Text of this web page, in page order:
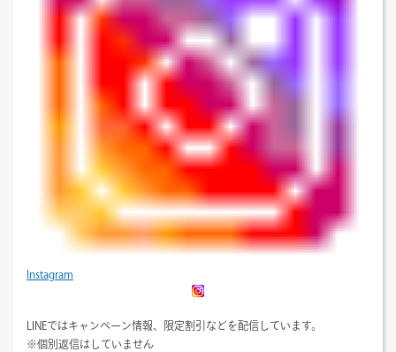
Instagram
LINEではキャンペーン情報、限定割引などを配信しています。
※個別返信はしていません